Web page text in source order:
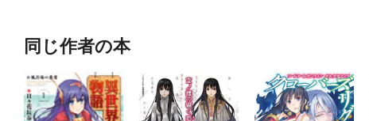
同じ作者の本